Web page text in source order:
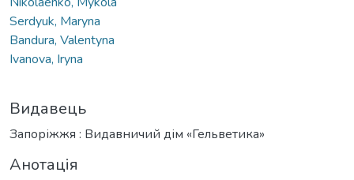
Serdyuk, Maryna
Bandura, Valentyna
Ivanova, Iryna
Видавець
Запоріжжя : Видавничий дім «Гельветика»
Анотація